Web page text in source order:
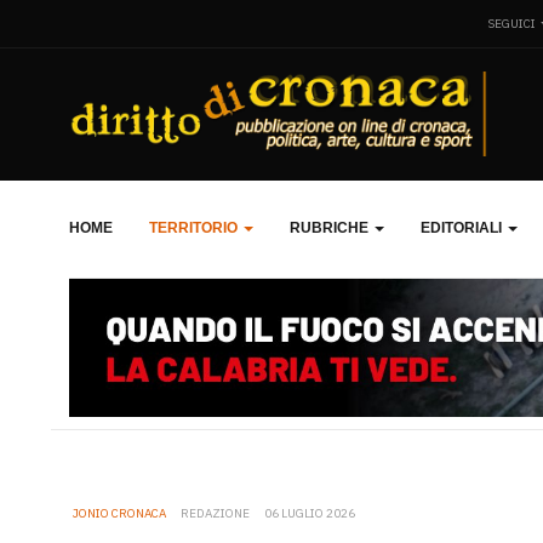
SEGUICI
HOME TERRITORIO RUBRICHE EDITORIALI
JONIO CRONACA REDAZIONE 06 LUGLIO 2026